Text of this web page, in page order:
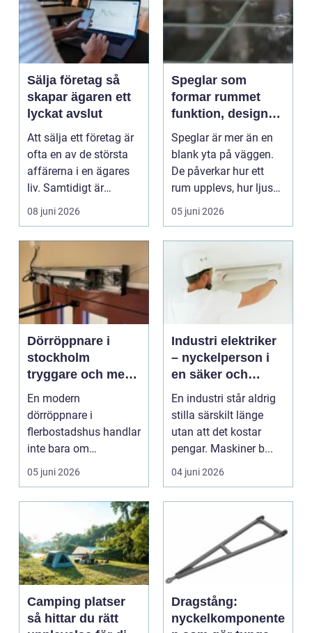
Sälja företag så
skapar ägaren ett
lyckat avslut
Att sälja ett företag är
ofta en av de största
affärerna i en ägares
liv. Samtidigt är
processen kom...
08 juni 2026
Speglar som
formar rummet
funktion, design
och smarta val
Speglar är mer än en
blank yta på väggen.
De påverkar hur ett
rum upplevs, hur ljuset
rör sig och hu...
05 juni 2026
Dörröppnare i
stockholm
tryggare och mer
tillgängliga entréer
En modern
dörröppnare i
flerbostadshus handlar
inte bara om
bekvämlighet. Den
påverkar trygghet, til...
05 juni 2026
Industri elektriker
– nyckelperson i
en säker och
effektiv produktion
En industri står aldrig
stilla särskilt länge
utan att det kostar
pengar. Maskiner b...
04 juni 2026
Camping platser
så hittar du rätt
Dragstång:
nyckelkomponente